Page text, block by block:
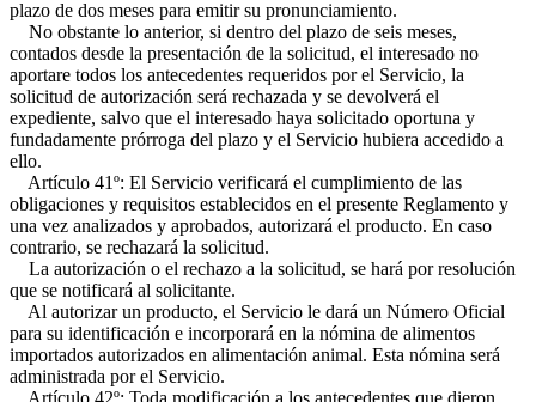
plazo de dos meses para emitir su pronunciamiento.
No obstante lo anterior, si dentro del plazo de seis meses,
contados desde la presentación de la solicitud, el interesado no
aportare todos los antecedentes requeridos por el Servicio, la
solicitud de autorización será rechazada y se devolverá el
expediente, salvo que el interesado haya solicitado oportuna y
fundadamente prórroga del plazo y el Servicio hubiera accedido a
ello.
Artículo 41º: El Servicio verificará el cumplimiento de las
obligaciones y requisitos establecidos en el presente Reglamento y
una vez analizados y aprobados, autorizará el producto. En caso
contrario, se rechazará la solicitud.
La autorización o el rechazo a la solicitud, se hará por resolución
que se notificará al solicitante.
Al autorizar un producto, el Servicio le dará un Número Oficial
para su identificación e incorporará en la nómina de alimentos
importados autorizados en alimentación animal. Esta nómina será
administrada por el Servicio.
Artículo 42º: Toda modificación a los antecedentes que dieron